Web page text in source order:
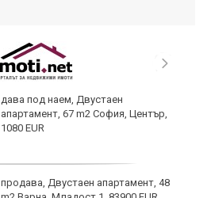
дава под наем, Двустаен
апартамент, 67 m2 София, Център,
1080 EUR
продава, Двустаен апартамент, 48